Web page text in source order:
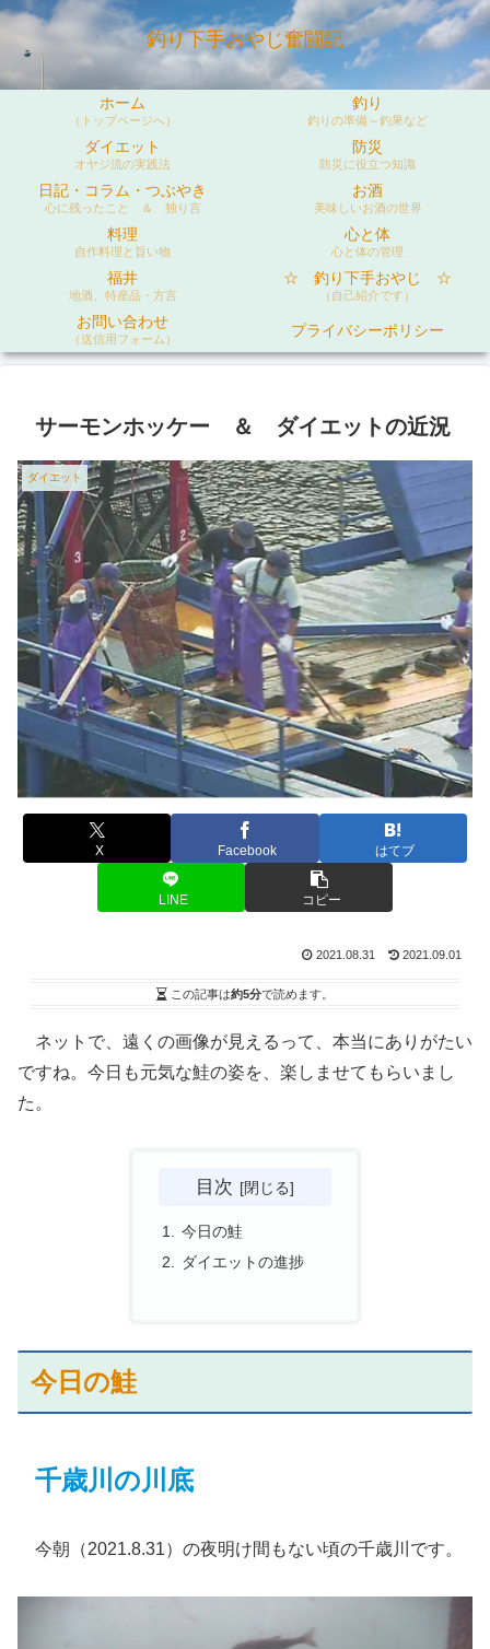
釣り下手おやじ奮闘記
ホーム
（トップページへ）
釣り
釣りの準備～釣果など
ダイエット
オヤジ流の実践法
防災
防災に役立つ知識
日記・コラム・つぶやき
心に残ったこと ＆ 独り言
お酒
美味しいお酒の世界
料理
自作料理と旨い物
心と体
心と体の管理
福井
地酒、特産品・方言
☆ 釣り下手おやじ ☆
（自己紹介です）
お問い合わせ
（送信用フォーム） プライバシーポリシー
サーモンホッケー ＆ ダイエットの近況
ダイエット
X Facebook はてブ
LINE コピー
2021.08.31 2021.09.01
この記事は約5分で読めます。
ネットで、遠くの画像が見えるって、本当にありがたい
ですね。今日も元気な鮭の姿を、楽しませてもらいまし
た。
目次
今日の鮭
ダイエットの進捗
今日の鮭
千歳川の川底
今朝（2021.8.31）の夜明け間もない頃の千歳川です。